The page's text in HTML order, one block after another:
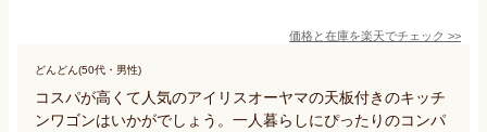
価格と在庫を楽天でチェック >>
どんどん(50代・男性)
コスパが高くて人気のアイリスオーヤマの天板付きのキッチ
ンワゴンはいかがでしょう。一人暮らしにぴったりのコンパ